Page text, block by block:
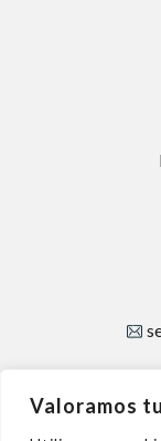
Valoramos